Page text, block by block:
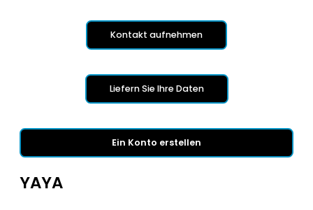
Kontakt aufnehmen
Liefern Sie Ihre Daten
Ein Konto erstellen
YAYA